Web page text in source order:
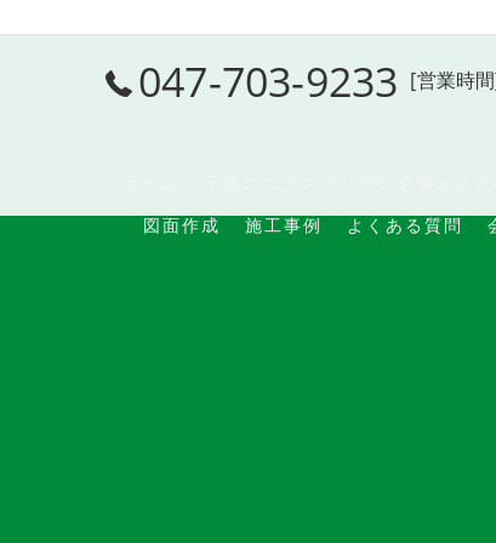
047-703-9233 [営業時
図面作成
施工事例 よくある質問